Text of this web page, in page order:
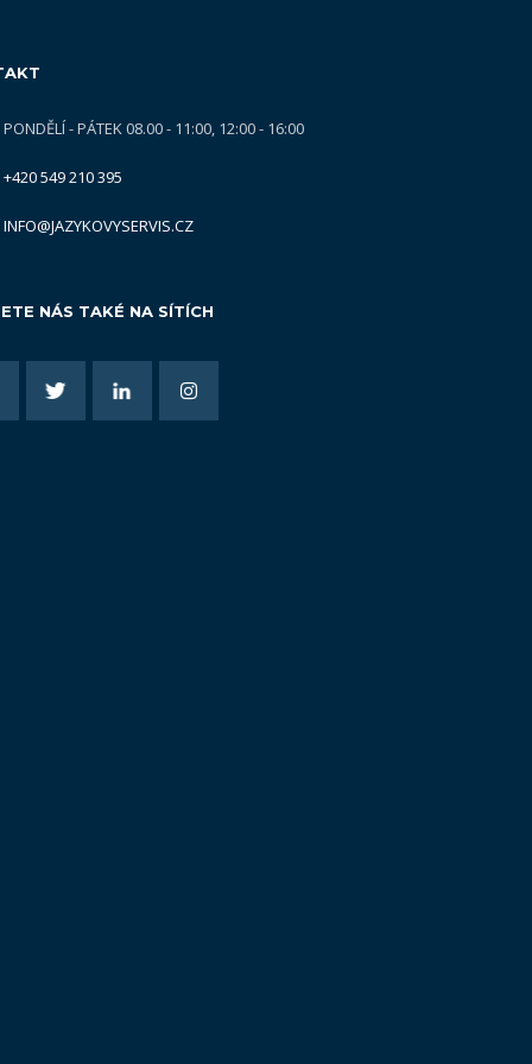
PONDĚLÍ - PÁTEK 08.00 - 11:00, 12:00 - 16:00
+420 549 210 395
INFO@JAZYKOVYSERVIS.CZ
NÁS TAKÉ NA SÍTÍCH